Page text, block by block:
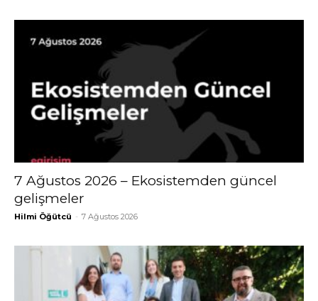
7 Ağustos 2026 – Ekosistemden güncel
gelişmeler
Hilmi Öğütcü - 7 Ağustos 2026